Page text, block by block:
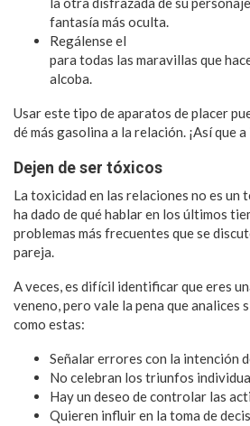
fantasía más oculta.
Regálense el
para todas las maravillas que
alcoba.
Usar este tipo de aparatos de placer
dé más gasolina a la relación. ¡Así que
Dejen de ser tóxicos
La toxicidad en las relaciones no es un
ha dado de qué hablar en los últimos
problemas más frecuentes que se
pareja.
A veces, es difícil identificar que eres
veneno, pero vale la pena que analices
como estas:
Señalar errores con la intención
No celebran los triunfos
Hay un deseo de controlar las
Quieren influir en la toma de